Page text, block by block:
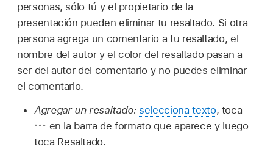
personas, sólo tú y el propietario de la
presentación pueden eliminar tu resaltado. Si otra
persona agrega un comentario a tu resaltado, el
nombre del autor y el color del resaltado pasan a
ser del autor del comentario y no puedes eliminar
el comentario.
Agregar un resaltado: selecciona texto, toca
en la barra de formato que aparece y luego
toca Resaltado.